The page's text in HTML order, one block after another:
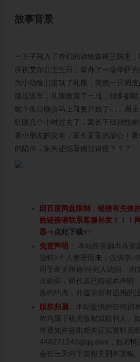
故事背景
一下子闯入了奇幻的动物森林王国里
庆祝艾尔公主生日，举办了一场华丽的
为小动物们定制了礼服，突然一只调
服运送车，礼服散落了一地，很多都
呢？生日晚会马上就要开始了·. . . .最
眨眼几个小时过去了，家长下班就能
着小朋友的安全，家长妥妥的放心！
的陪伴，家长还怕暑假过得慢？？？
因百度网盘限制，链接有失效
效链接请联系客服补发！！！
器→ 点此下载←
免责声明 ： 本站所有剧本杀资
投稿+个人整理而来，仅供学
用于商业用途!任何人访问、浏
未购买，即代表已阅读本声明
条约约束，并遵守所有适用的
版权归属 ：本站提供的任何剧
权均属于机关版权或权利人。
件通知并提供相关证实资料至
448271243@qq.com，如若情
会在三天内下架相关剧本攻略。